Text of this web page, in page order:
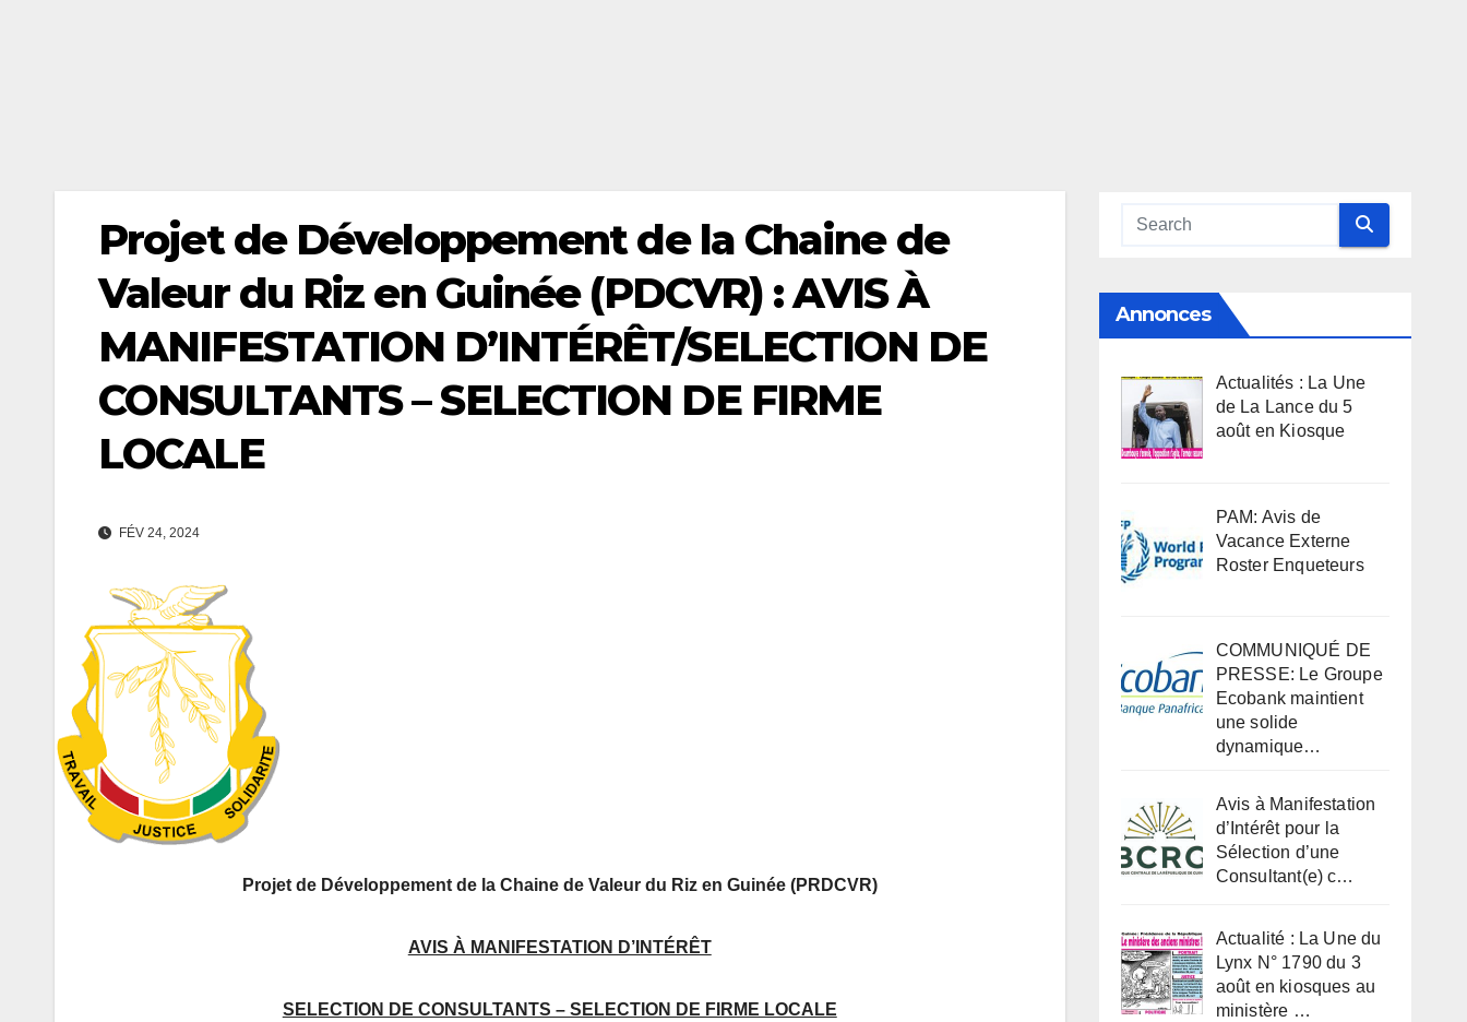
Projet de Développement de la Chaine de
Valeur du Riz en Guinée (PDCVR) : AVIS À
MANIFESTATION D’INTÉRÊT/SELECTION DE
CONSULTANTS – SELECTION DE FIRME
LOCALE
FÉV 24, 2024
Projet de Développement de la Chaine de Valeur du Riz en Guinée (PRDCVR)
AVIS À MANIFESTATION D’INTÉRÊT
SELECTION DE CONSULTANTS – SELECTION DE FIRME LOCALE
Annonces
Actualités : La Une
de La Lance du 5
août en Kiosque
PAM: Avis de
Vacance Externe
Roster Enqueteurs
COMMUNIQUÉ DE
PRESSE: Le Groupe
Ecobank maintient
une solide
dynamique…
Avis à Manifestation
d’Intérêt pour la
Sélection d’une
Consultant(e) c…
Actualité : La Une du
Lynx N° 1790 du 3
août en kiosques au
ministère …